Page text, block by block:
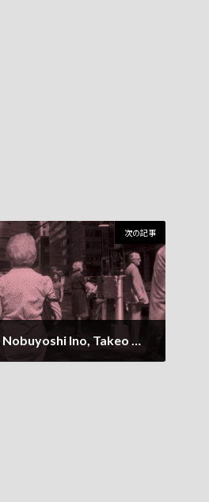
次の記事
Takehiro Honda, Nobuyoshi Ino, Takeo Moriyama / My Funny Valentine